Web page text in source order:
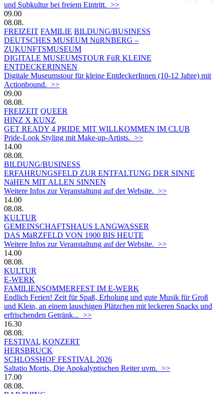
und Subkultur bei freiem Eintritt. >>
09.00
08.08.
FREIZEIT FAMILIE BILDUNG/BUSINESS
DEUTSCHES MUSEUM NüRNBERG –
ZUKUNFTSMUSEUM
DIGITALE MUSEUMSTOUR FüR KLEINE
ENTDECKERINNEN
Digitale Museumstour für kleine EntdeckerInnen (10-12 Jahre) mit
Actionbound. >>
09.00
08.08.
FREIZEIT QUEER
HINZ X KUNZ
GET READY 4 PRIDE MIT WILLKOMMEN IM CLUB
Pride-Look Styling mit Make-up-Artists. >>
14.00
08.08.
BILDUNG/BUSINESS
ERFAHRUNGSFELD ZUR ENTFALTUNG DER SINNE
NäHEN MIT ALLEN SINNEN
Weitere Infos zur Veranstaltung auf der Website. >>
14.00
08.08.
KULTUR
GEMEINSCHAFTSHAUS LANGWASSER
DAS MäRZFELD VON 1900 BIS HEUTE
Weitere Infos zur Veranstaltung auf der Website. >>
14.00
08.08.
KULTUR
E-WERK
FAMILIENSOMMERFEST IM E-WERK
Endlich Ferien! Zeit für Spaß, Erholung und gute Musik für Groß
und Klein, an einem lauschigen Plätzchen mit leckeren Snacks und
erfrischenden Getränk... >>
16.30
08.08.
FESTIVAL KONZERT
HERSBRUCK
SCHLOSSHOF FESTIVAL 2026
Saltatio Mortis, Die Apokalyptischen Reiter uvm. >>
17.00
08.08.